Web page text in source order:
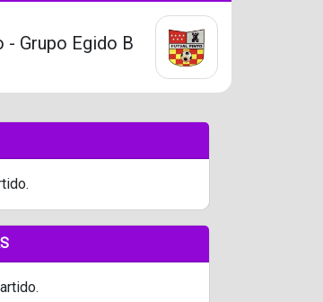
- Grupo Egido B